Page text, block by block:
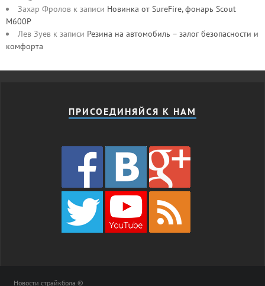
Захар Фролов к записи Новинка от SureFire, фонарь Scout
M600P
Лев Зуев к записи Резина на автомобиль – залог безопасности и
комфорта
ПРИСОЕДИНЯЙСЯ К НАМ
Новости страйкбола ©